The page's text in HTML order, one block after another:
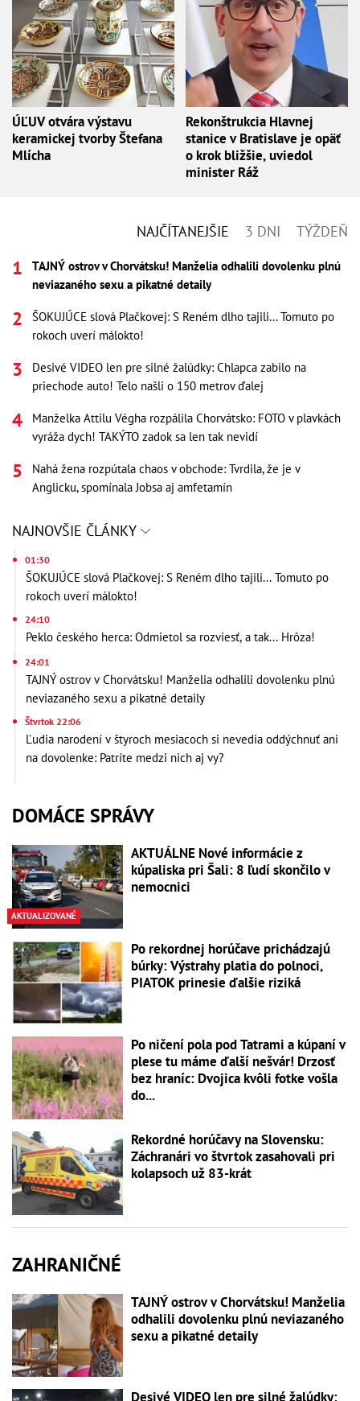
ÚĽUV otvára výstavu
keramickej tvorby Štefana
Mlícha
Rekonštrukcia Hlavnej
stanice v Bratislave je opäť
o krok bližšie, uviedol
minister Ráž
NAJČÍTANEJŠIE 3 DNI TÝŽDEŇ
TAJNÝ ostrov v Chorvátsku! Manželia odhalili dovolenku plnú
neviazaného sexu a pikatné detaily
ŠOKUJÚCE slová Plačkovej: S Reném dlho tajili... Tomuto po
rokoch uverí málokto!
Desivé VIDEO len pre silné žalúdky: Chlapca zabilo na
priechode auto! Telo našli o 150 metrov ďalej
Manželka Attilu Végha rozpálila Chorvátsko: FOTO v plavkách
vyráža dych! TAKÝTO zadok sa len tak nevidí
Nahá žena rozpútala chaos v obchode: Tvrdila, že je v
Anglicku, spomínala Jobsa aj amfetamín
NAJNOVŠIE ČLÁNKY
01:30
ŠOKUJÚCE slová Plačkovej: S Reném dlho tajili... Tomuto po
rokoch uverí málokto!
24:10
Peklo českého herca: Odmietol sa rozviesť, a tak... Hrôza!
24:01
TAJNÝ ostrov v Chorvátsku! Manželia odhalili dovolenku plnú
neviazaného sexu a pikatné detaily
Štvrtok 22:06
Ľudia narodení v štyroch mesiacoch si nevedia oddýchnuť ani
na dovolenke: Patríte medzi nich aj vy?
DOMÁCE SPRÁVY
AKTUALIZOVANÉ
AKTUÁLNE Nové informácie z
kúpaliska pri Šali: 8 ľudí skončilo v
nemocnici
Po rekordnej horúčave prichádzajú
búrky: Výstrahy platia do polnoci,
PIATOK prinesie ďalšie riziká
Po ničení pola pod Tatrami a kúpaní v
plese tu máme ďalší nešvár! Drzosť
bez hraníc: Dvojica kvôli fotke vošla
do...
Rekordné horúčavy na Slovensku:
Záchranári vo štvrtok zasahovali pri
kolapsoch už 83-krát
ZAHRANIČNÉ
TAJNÝ ostrov v Chorvátsku! Manželia
odhalili dovolenku plnú neviazaného
sexu a pikatné detaily
Desivé VIDEO len pre silné žalúdky: